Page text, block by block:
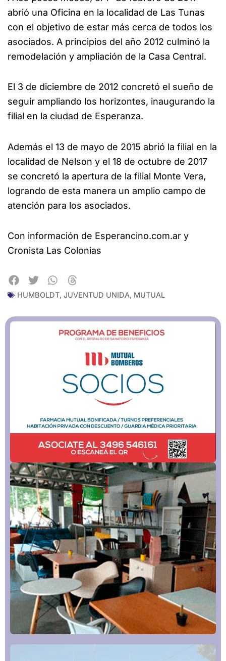
abrió una Oficina en la localidad de Las Tunas
con el objetivo de estar más cerca de todos los
asociados. A principios del año 2012 culminó la
remodelación y ampliación de la Casa Central.
El 3 de diciembre de 2012 concretó el sueño de
seguir ampliando los horizontes, inaugurando la
filial en la ciudad de Esperanza.
Además el 13 de mayo de 2015 abrió la filial en la
localidad de Nelson y el 18 de octubre de 2017
se concretó la apertura de la filial Monte Vera,
logrando de esta manera un amplio campo de
atención para los asociados.
Con información de Esperancino.com.ar y
Cronista Las Colonias
HUMBOLDT, JUVENTUD UNIDA, MUTUAL